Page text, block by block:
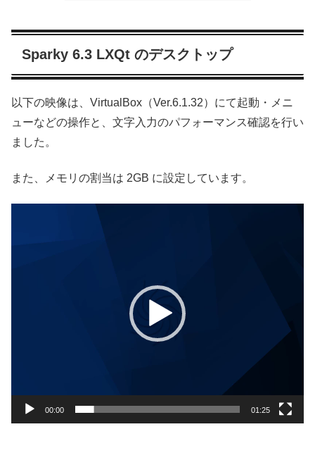
Sparky 6.3 LXQt のデスクトップ
以下の映像は、VirtualBox（Ver.6.1.32）にて起動・メニ
ューなどの操作と、文字入力のパフォーマンス確認を行い
ました。
また、メモリの割当は 2GB に設定しています。
00:00 01:25